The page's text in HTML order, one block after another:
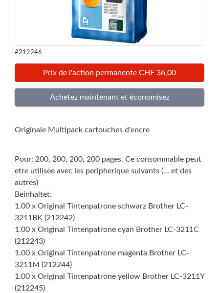
#212246
Prix de l'action permanente CHF 36,00
Originale Multipack cartouches d'encre
Pour: 200, 200, 200, 200 pages. Ce consommable peut
etre utilisee avec les peripherique suivants (... et des
autres)
Beinhaltet:
1.00 x Original Tintenpatrone schwarz Brother LC-
3211BK (212242)
1.00 x Original Tintenpatrone cyan Brother LC-3211C
(212243)
1.00 x Original Tintenpatrone magenta Brother LC-
3211M (212244)
1.00 x Original Tintenpatrone yellow Brother LC-3211Y
(212245)